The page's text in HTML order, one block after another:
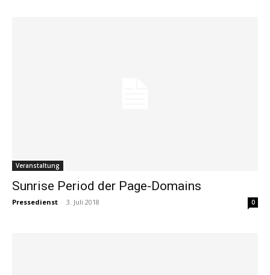
Veranstaltung
Sunrise Period der Page-Domains
Pressedienst - 3. Juli 2018 0